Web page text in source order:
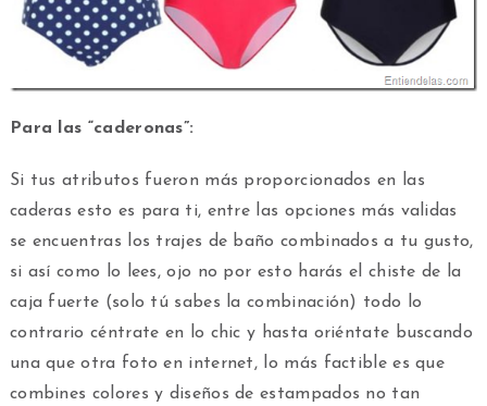
Para las “caderonas”:
Si tus atributos fueron más proporcionados en las
caderas esto es para ti, entre las opciones más validas
se encuentras los trajes de baño combinados a tu gusto,
si así como lo lees, ojo no por esto harás el chiste de la
caja fuerte (solo tú sabes la combinación) todo lo
contrario céntrate en lo chic y hasta oriéntate buscando
una que otra foto en internet, lo más factible es que
combines colores y diseños de estampados no tan